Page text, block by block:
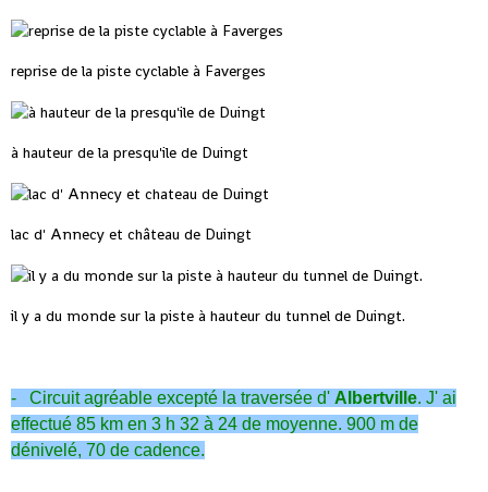
reprise de la piste cyclable à Faverges
à hauteur de la presqu'ile de Duingt
lac d' Annecy et château de Duingt
il y a du monde sur la piste à hauteur du tunnel de Duingt.
- Circuit agréable excepté la traversée d' Albertville. J' ai
effectué 85 km en 3 h 32 à 24 de moyenne. 900 m de
dénivelé, 70 de cadence.